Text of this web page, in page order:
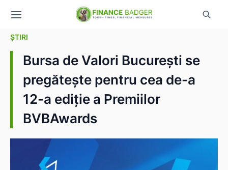
ȘTIRI
Bursa de Valori București se
pregătește pentru cea de-a
12-a ediție a Premiilor
BVBAwards